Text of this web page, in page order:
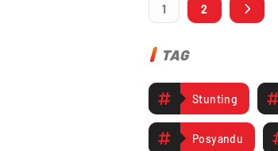
1 2
TAG
Stunting
Posyandu